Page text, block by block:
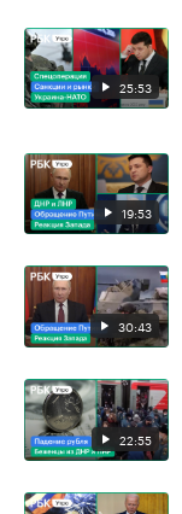
25:53
19:53
30:43
22:55